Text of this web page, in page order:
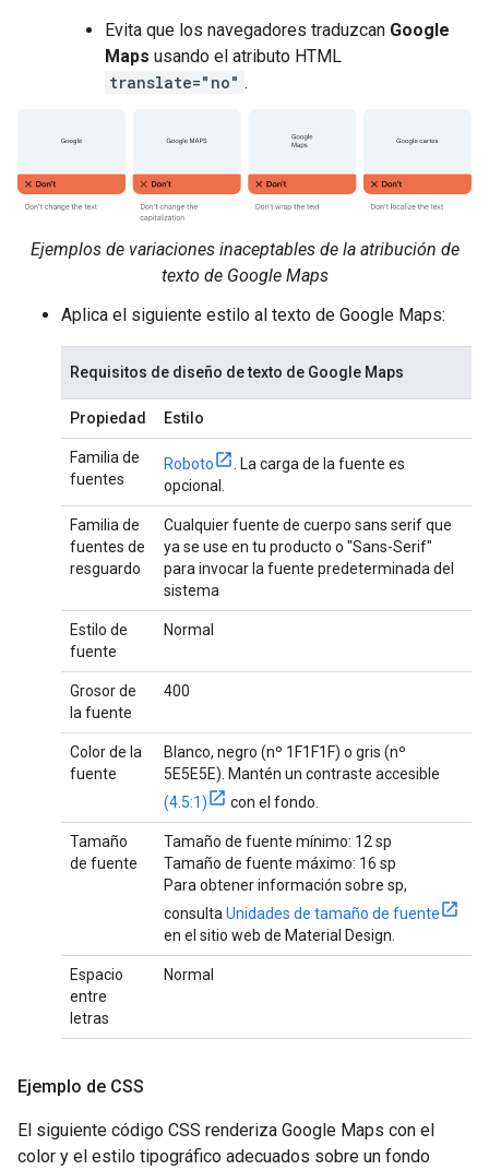
Evita que los navegadores traduzcan Google
Maps usando el atributo HTML
translate="no" .
Ejemplos de variaciones inaceptables de la atribución de
texto de Google Maps
Aplica el siguiente estilo al texto de Google Maps:
Requisitos de diseño de texto de Google Maps
Propiedad Estilo
Familia de
fuentes
Roboto
. La carga de la fuente es
opcional.
Familia de
fuentes de
resguardo
Cualquier fuente de cuerpo sans serif que
ya se use en tu producto o "Sans-Serif"
para invocar la fuente predeterminada del
sistema
Estilo de
fuente
Normal
Grosor de
la fuente
400
Color de la
fuente
Blanco, negro (nº 1F1F1F) o gris (nº
5E5E5E). Mantén un contraste accesible
(4.5:1)
con el fondo.
Tamaño
de fuente
Tamaño de fuente mínimo: 12 sp
Tamaño de fuente máximo: 16 sp
Para obtener información sobre sp,
consulta Unidades de tamaño de fuente
en el sitio web de Material Design.
Espacio
entre
letras
Normal
Ejemplo de CSS
El siguiente código CSS renderiza Google Maps con el
color y el estilo tipográfico adecuados sobre un fondo